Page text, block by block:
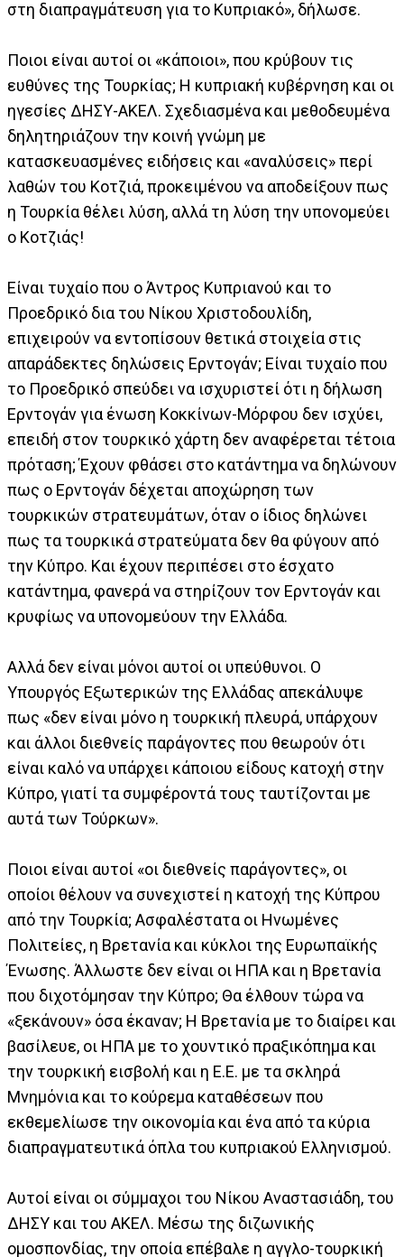
στη διαπραγμάτευση για το Κυπριακό», δήλωσε.
Ποιοι είναι αυτοί οι «κάποιοι», που κρύβουν τις
ευθύνες της Τουρκίας; Η κυπριακή κυβέρνηση και οι
ηγεσίες ΔΗΣΥ-ΑΚΕΛ. Σχεδιασμένα και μεθοδευμένα
δηλητηριάζουν την κοινή γνώμη με
κατασκευασμένες ειδήσεις και «αναλύσεις» περί
λαθών του Κοτζιά, προκειμένου να αποδείξουν πως
η Τουρκία θέλει λύση, αλλά τη λύση την υπονομεύει
ο Κοτζιάς!
Είναι τυχαίο που ο Άντρος Κυπριανού και το
Προεδρικό δια του Νίκου Χριστοδουλίδη,
επιχειρούν να εντοπίσουν θετικά στοιχεία στις
απαράδεκτες δηλώσεις Ερντογάν; Είναι τυχαίο που
το Προεδρικό σπεύδει να ισχυριστεί ότι η δήλωση
Ερντογάν για ένωση Κοκκίνων-Μόρφου δεν ισχύει,
επειδή στον τουρκικό χάρτη δεν αναφέρεται τέτοια
πρόταση; Έχουν φθάσει στο κατάντημα να δηλώνουν
πως ο Ερντογάν δέχεται αποχώρηση των
τουρκικών στρατευμάτων, όταν ο ίδιος δηλώνει
πως τα τουρκικά στρατεύματα δεν θα φύγουν από
την Κύπρο. Και έχουν περιπέσει στο έσχατο
κατάντημα, φανερά να στηρίζουν τον Ερντογάν και
κρυφίως να υπονομεύουν την Ελλάδα.
Αλλά δεν είναι μόνοι αυτοί οι υπεύθυνοι. Ο
Υπουργός Εξωτερικών της Ελλάδας απεκάλυψε
πως «δεν είναι μόνο η τουρκική πλευρά, υπάρχουν
και άλλοι διεθνείς παράγοντες που θεωρούν ότι
είναι καλό να υπάρχει κάποιου είδους κατοχή στην
Κύπρο, γιατί τα συμφέροντά τους ταυτίζονται με
αυτά των Τούρκων».
Ποιοι είναι αυτοί «οι διεθνείς παράγοντες», οι
οποίοι θέλουν να συνεχιστεί η κατοχή της Κύπρου
από την Τουρκία; Ασφαλέστατα οι Ηνωμένες
Πολιτείες, η Βρετανία και κύκλοι της Ευρωπαϊκής
Ένωσης. Άλλωστε δεν είναι οι ΗΠΑ και η Βρετανία
που διχοτόμησαν την Κύπρο; Θα έλθουν τώρα να
«ξεκάνουν» όσα έκαναν; Η Βρετανία με το διαίρει και
βασίλευε, οι ΗΠΑ με το χουντικό πραξικόπημα και
την τουρκική εισβολή και η Ε.Ε. με τα σκληρά
Μνημόνια και το κούρεμα καταθέσεων που
εκθεμελίωσε την οικονομία και ένα από τα κύρια
διαπραγματευτικά όπλα του κυπριακού Ελληνισμού.
Αυτοί είναι οι σύμμαχοι του Νίκου Αναστασιάδη, του
ΔΗΣΥ και του ΑΚΕΛ. Μέσω της διζωνικής
ομοσπονδίας, την οποία επέβαλε η αγγλο-τουρκική